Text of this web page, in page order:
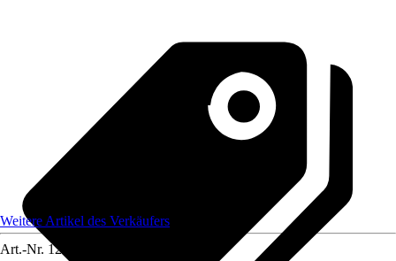
Weitere Artikel des Verkäufers
Art.-Nr. 12585255